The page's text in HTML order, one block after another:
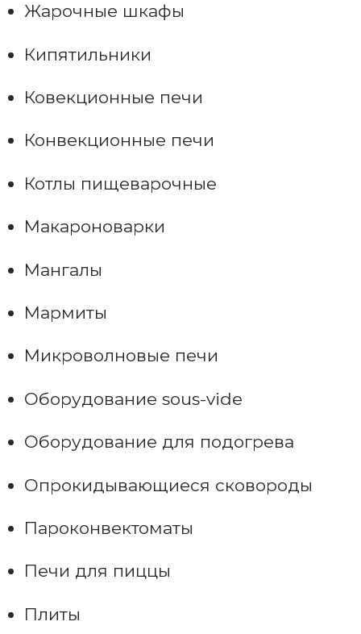
Жарочные шкафы
Кипятильники
Ковекционные печи
Конвекционные печи
Котлы пищеварочные
Макароноварки
Мангалы
Мармиты
Микроволновые печи
Оборудование sous-vide
Оборудование для подогрева
Опрокидывающиеся сковороды
Пароконвектоматы
Печи для пиццы
Плиты